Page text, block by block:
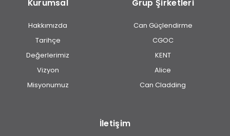
Kurumsal
Hakkımızda
Tarihçe
Değerlerimiz
Vizyon
Misyonumuz
Grup Şirketleri
Can Güçlendirme
CGOC
KENT
Alice
Can Cladding
İletişim